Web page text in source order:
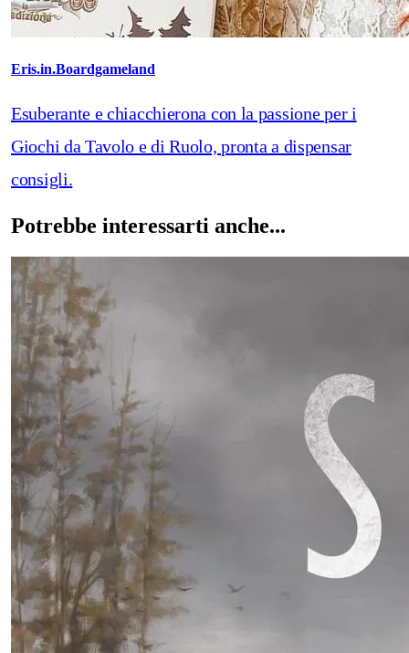
Eris.in.Boardgameland
Esuberante e chiacchierona con la passione per i
Giochi da Tavolo e di Ruolo, pronta a dispensar
consigli.
Potrebbe interessarti anche...